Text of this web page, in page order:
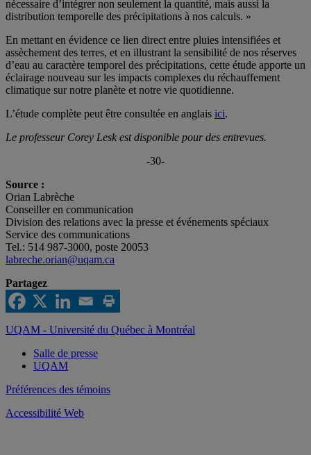
nécessaire d’intégrer non seulement la quantité, mais aussi la
distribution temporelle des précipitations à nos calculs. »
En mettant en évidence ce lien direct entre pluies intensifiées et
assèchement des terres, et en illustrant la sensibilité de nos réserves
d’eau au caractère temporel des précipitations, cette étude apporte un
éclairage nouveau sur les impacts complexes du réchauffement
climatique sur notre planète et notre vie quotidienne.
L’étude complète peut être consultée en anglais ici.
Le professeur Corey Lesk est disponible pour des entrevues.
-30-
Source :
Orian Labrèche
Conseiller en communication
Division des relations avec la presse et événements spéciaux
Service des communications
Tel.: 514 987-3000, poste 20053
labreche.orian@uqam.ca
Partagez
UQAM - Université du Québec à Montréal
Salle de presse
UQAM
Préférences des témoins
Accessibilité Web